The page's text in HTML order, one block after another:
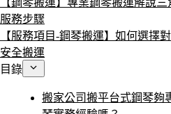
服務步驟
【服務項目-鋼琴搬運】如何選擇
安全搬運
目錄
搬家公司搬平台式鋼琴夠